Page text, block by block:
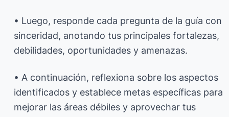
• Luego, responde cada pregunta de la guía con
sinceridad, anotando tus principales fortalezas,
debilidades, oportunidades y amenazas.
• A continuación, reflexiona sobre los aspectos
identificados y establece metas específicas para
mejorar las áreas débiles y aprovechar tus